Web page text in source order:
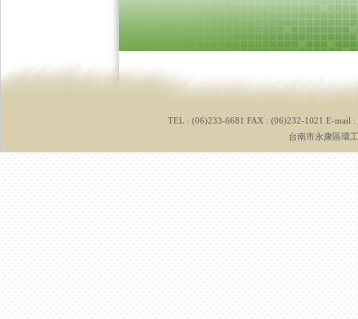
TEL : (06)233-6681 FAX : (06)232-1021 E-mail :
台南市永康區環